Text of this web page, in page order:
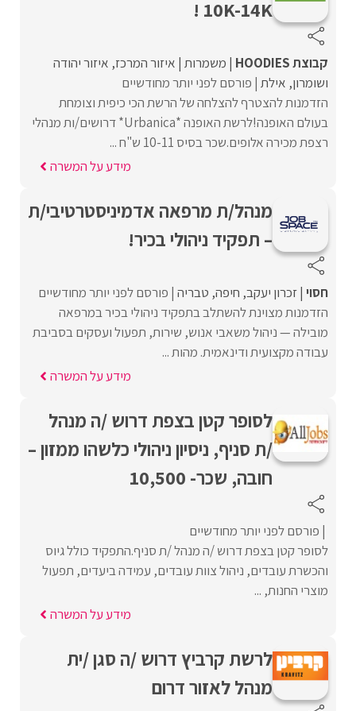
10K-14K !
קבוצת HOODIES משמרות איזור המרכז איזור יהודה
ושומרון אילת פורסם לפני יותר מחודשיים
הזדמנות להצטרף להצלחה של הרשת הכי כיפית וצומחת
בעולם האופנה!לרשת האופנה *Urbanica* דרושים/ות מנהלי
רצפת מכירה אלופים.שכר בסיס 10-11 ש"ח ...
מידע על המשרה
מנהל/ת מרפאה אדמיניסטרטיבי/ת
– תפקיד ניהולי בכיר!
חסוי זכרון יעקב חיפה טבריה פורסם לפני יותר מחודשיים
הזדמנות מצוינת להשתלב בתפקיד ניהולי בכיר במרפאה
מובילה — ניהול משאבי אנוש, שירות, תפעול ועסקים בסביבת
עבודה מקצועית ודינאמית. מהות ...
מידע על המשרה
לסופר קטן בצפת דרוש /ה מנהל
/ת סניף, ניסיון ניהולי כלשהו ממזון –
חובה, שכר- 10,500
פורסם לפני יותר מחודשיים
לסופר קטן בצפת דרוש /ה מנהל /ת סניף.התפקיד כולל גיוס
והכשרת עובדים, ניהול צוות עובדים, עמידה ביעדים, תפעול
מוצרי החנות, ...
מידע על המשרה
לרשת קרביץ דרוש /ה סגן /ית
מנהל לאזור דרום